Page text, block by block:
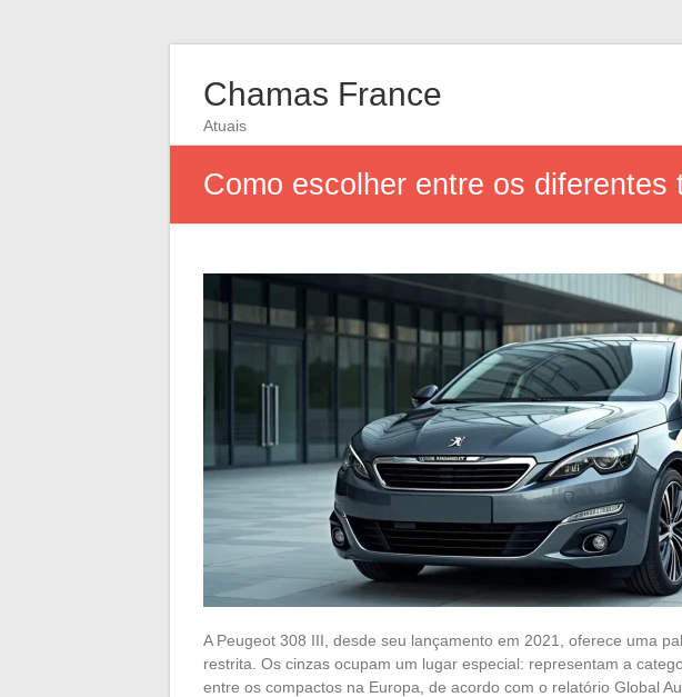
Chamas France
Atuais
Como escolher entre os
A Peugeot 308 III, desde seu lançamento em 2021, oferece uma
restrita. Os cinzas ocupam um lugar especial: representam a
entre os compactos na Europa, de acordo com o relatório Global